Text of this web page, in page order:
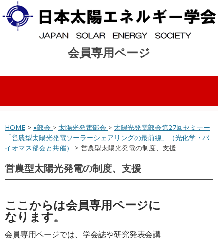
会員専用ページ
コンテンツへスキップ
HOME > ●部会 > 太陽光発電部会 > 太陽光発電部会第27回セミナー
「営農型太陽光発電ソーラーシェアリングの最前線」（光化学・バ
イオマス部会と共催） > 営農型太陽光発電の制度、支援
営農型太陽光発電の制度、支援
ここからは会員専用ページに
なります。
会員専用ページでは、学会誌や研究発表会講